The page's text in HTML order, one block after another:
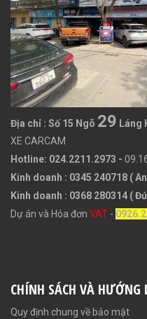
Địa chỉ : Số 15 Ngõ 29 Láng
XE CARCAM
Hotline: 024.2211.2973 -
Kinh doanh : 0345 240718 (
Kinh doanh : 0368 280314 (
Dự án và Hóa đơn VAT -
CHÍNH SÁCH VÀ HƯỚNG
Quy định chung về bảo mật